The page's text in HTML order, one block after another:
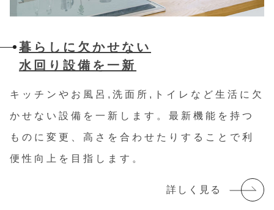
暮らしに欠かせない
水回り設備を一新
キッチンやお風呂,洗面所,トイレなど生活に欠
かせない設備を一新します。 最新機能を持つ
ものに変更、高さを合わせたりすることで利
便性向上を目指します。
詳しく見る